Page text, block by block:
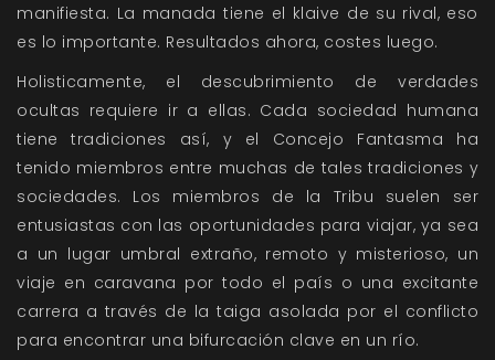
manifiesta. La manada tiene el klaive de su rival, eso
es lo importante. Resultados ahora, costes luego.
Holisticamente, el descubrimiento de verdades
ocultas requiere ir a ellas. Cada sociedad humana
tiene tradiciones así, y el Concejo Fantasma ha
tenido miembros entre muchas de tales tradiciones y
sociedades. Los miembros de la Tribu suelen ser
entusiastas con las oportunidades para viajar, ya sea
a un lugar umbral extraño, remoto y misterioso, un
viaje en caravana por todo el país o una excitante
carrera a través de la taiga asolada por el conflicto
para encontrar una bifurcación clave en un río.